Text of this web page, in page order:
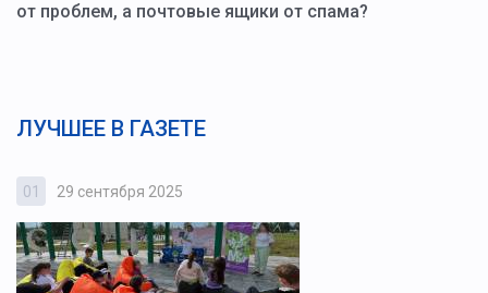
от проблем, а почтовые ящики от спама?
ЛУЧШЕЕ В ГАЗЕТЕ
01 29 сентября 2025